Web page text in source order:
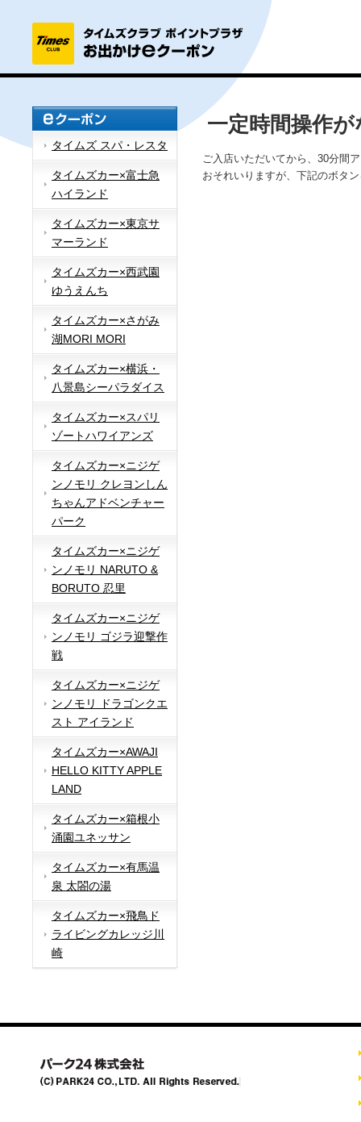
タイムズ スパ・レスタ
タイムズカー×富士急
ハイランド
タイムズカー×東京サ
マーランド
タイムズカー×西武園
ゆうえんち
タイムズカー×さがみ
湖MORI MORI
タイムズカー×横浜・
八景島シーパラダイス
タイムズカー×スパリ
ゾートハワイアンズ
タイムズカー×ニジゲ
ンノモリ クレヨンしん
ちゃんアドベンチャー
パーク
タイムズカー×ニジゲ
ンノモリ NARUTO &
BORUTO 忍里
タイムズカー×ニジゲ
ンノモリ ゴジラ迎撃作
戦
タイムズカー×ニジゲ
ンノモリ ドラゴンクエ
スト アイランド
タイムズカー×AWAJI
HELLO KITTY APPLE
LAND
タイムズカー×箱根小
涌園ユネッサン
タイムズカー×有馬温
泉 太閤の湯
タイムズカー×飛鳥ド
ライビングカレッジ川
崎
一定時間操作
ご入店いただいてから、30分間
おそれいりますが、下記のボタ